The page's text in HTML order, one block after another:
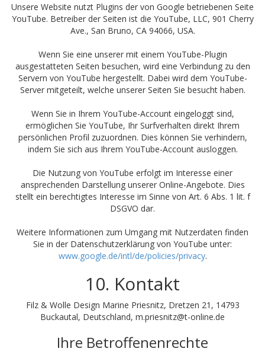
Unsere Website nutzt Plugins der von Google betriebenen Seite
YouTube. Betreiber der Seiten ist die YouTube, LLC, 901 Cherry
Ave., San Bruno, CA 94066, USA.
Wenn Sie eine unserer mit einem YouTube-Plugin
ausgestatteten Seiten besuchen, wird eine Verbindung zu den
Servern von YouTube hergestellt. Dabei wird dem YouTube-
Server mitgeteilt, welche unserer Seiten Sie besucht haben.
Wenn Sie in Ihrem YouTube-Account eingeloggt sind,
ermöglichen Sie YouTube, Ihr Surfverhalten direkt Ihrem
persönlichen Profil zuzuordnen. Dies können Sie verhindern,
indem Sie sich aus Ihrem YouTube-Account ausloggen.
Die Nutzung von YouTube erfolgt im Interesse einer
ansprechenden Darstellung unserer Online-Angebote. Dies
stellt ein berechtigtes Interesse im Sinne von Art. 6 Abs. 1 lit. f
DSGVO dar.
Weitere Informationen zum Umgang mit Nutzerdaten finden
Sie in der Datenschutzerklärung von YouTube unter:
www.google.de/intl/de/policies/privacy.
10. Kontakt
Filz & Wolle Design Marine Priesnitz, Dretzen 21, 14793
Buckautal, Deutschland, m.priesnitz@t-online.de
Ihre Betroffenenrechte